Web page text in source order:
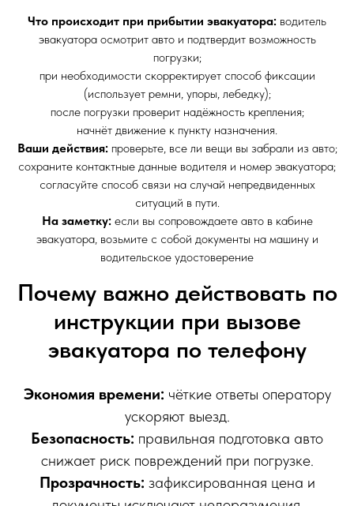
Что происходит при прибытии эвакуатора: водитель
эвакуатора осмотрит авто и подтвердит возможность
погрузки;
при необходимости скорректирует способ фиксации
(использует ремни, упоры, лебедку);
после погрузки проверит надёжность крепления;
начнёт движение к пункту назначения.
Ваши действия: проверьте, все ли вещи вы забрали из авто;
сохраните контактные данные водителя и номер эвакуатора;
согласуйте способ связи на случай непредвиденных
ситуаций в пути.
На заметку:если вы сопровождаете авто в кабине
эвакуатора, возьмите с собой документы на машину и
водительское удостоверение
Почему важно действовать по
инструкции при вызове
эвакуатора по телефону
Экономия времени: чёткие ответы оператору
ускоряют выезд.
Безопасность: правильная подготовка авто
снижает риск повреждений при погрузке.
Прозрачность: зафиксированная цена и